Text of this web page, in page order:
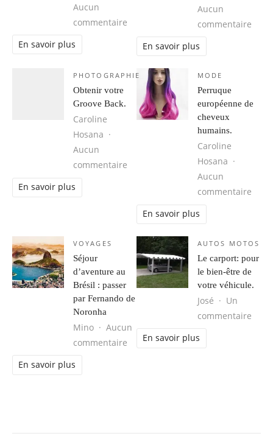
Aucun
commentaire sur Cuba, une destination idéale
En savoir plus
Aucun
commentaire
En savoir plus
PHOTOGRAPHIE
Obtenir votre
Groove Back.
Caroline
Hosana
Aucun
commentaire sur Obtenir votre Groove Back.
En savoir plus
MODE
Perruque
européenne de
cheveux
humains.
Caroline
Hosana
Aucun
commentaire
En savoir plus
VOYAGES
Séjour
d’aventure au
Brésil : passer
par Fernando de
Noronha
Mino
Aucun
commentaire sur Séjour d’aventure au Brésil :
En savoir plus
AUTOS MOTOS
Le carport: pour
le bien-être de
votre véhicule.
José
Un
commentaire
En savoir plus